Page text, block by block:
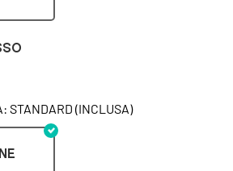
STANDARD (INCLUSA)